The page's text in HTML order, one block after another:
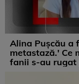
Alina Pușcău
metastază.' Ce
fanii s-au rugat